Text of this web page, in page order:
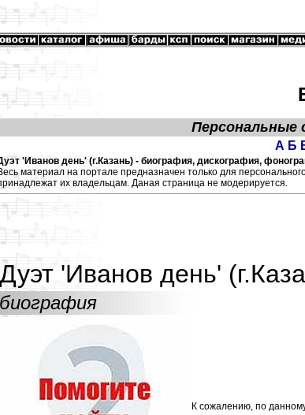
Персональные
А Б
'Иванов день' (г.Казань) - биография, дискография,
материал на портале предназначен только для
их владельцам. Даная страница не модерируется.
Дуэт 'Иванов день'
биография
К сожалению, по